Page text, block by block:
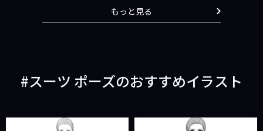
もっと見る
スーツ ポーズのおすすめイラスト